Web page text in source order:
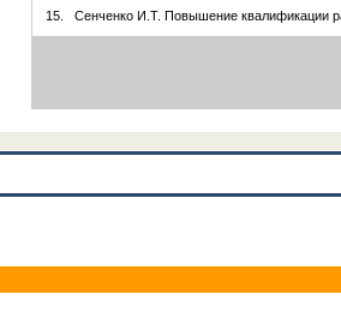
15. Сенченко И.Т. Повышение квалификации